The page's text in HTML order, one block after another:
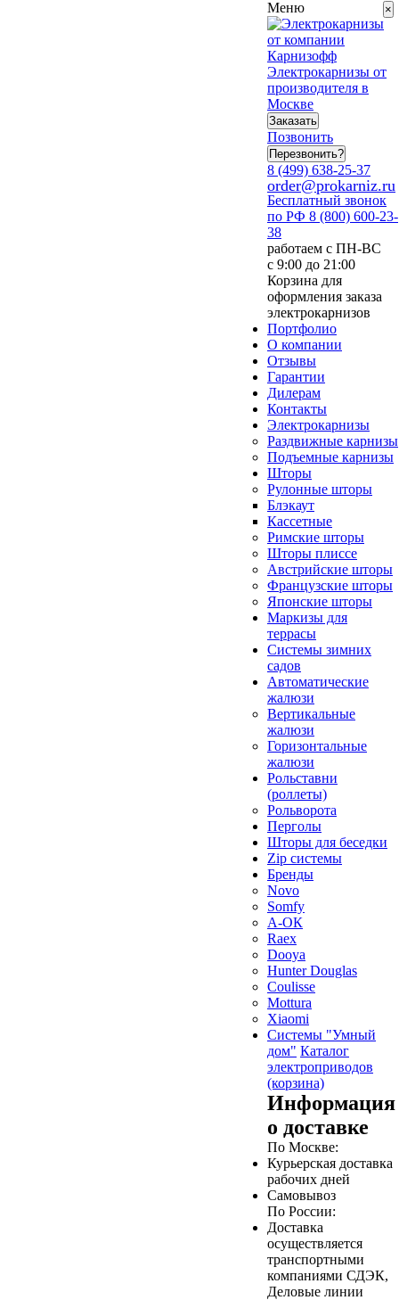
Меню
Электрокарнизы от
производителя в
Москве
Заказать
Позвонить
Перезвонить?
8 (499) 638-25-37
order@prokarniz.ru
Бесплатный звонок
по РФ 8 (800) 600-23-
38
работаем с ПН-ВС
с 9:00 до 21:00
Корзина для
оформления заказа
электрокарнизов
Портфолио
О компании
Отзывы
Гарантии
Дилерам
Контакты
Электрокарнизы
Раздвижные карнизы
Подъемные карнизы
Шторы
Рулонные шторы
Блэкаут
Кассетные
Римские шторы
Шторы плиссе
Австрийские шторы
Французские шторы
Японские шторы
Маркизы для
террасы
Системы зимних
садов
Автоматические
жалюзи
Вертикальные
жалюзи
Горизонтальные
жалюзи
Рольставни
(роллеты)
Рольворота
Перголы
Шторы для беседки
Zip системы
Бренды
Novo
Somfy
А-ОК
Raex
Dooya
Hunter Douglas
Coulisse
Mottura
Xiaomi
Системы "Умный
дом" Каталог
электроприводов
(корзина)
Информация
о доставке
По Москве:
Курьерская доставка
рабочих дней
Самовывоз
По России:
Доставка
осуществляется
транспортными
компаниями СДЭК,
Деловые линии
×